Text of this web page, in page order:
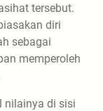
tersebut.
diri
sebagai
memperoleh
nilainya di sisi